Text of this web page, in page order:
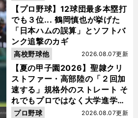
【プロ野球】12球団最多本塁打
でも３位... 鶴岡慎也が挙げた
「日本ハムの誤算」とソフトバ
ンク追撃のカギ
【夏の甲子園2026】聖隷クリ
ストファー・高部陸の「２回加
速する」規格外のストレート そ
れでもプロではなく大学進学を
選ぶ理由
2026.08.07更新
高校野球他
2026.08.07更新
プロ野球